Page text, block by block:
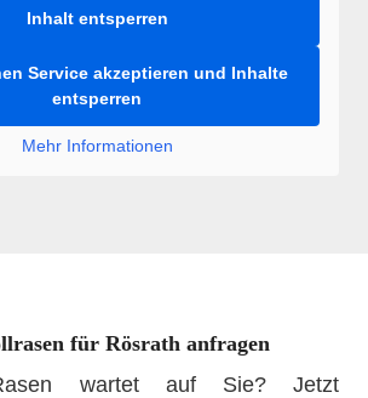
Inhalt entsperren
Service akzeptieren und Inhalte
entsperren
Mehr Informationen
für Rösrath anfragen
wartet auf Sie? Jetzt